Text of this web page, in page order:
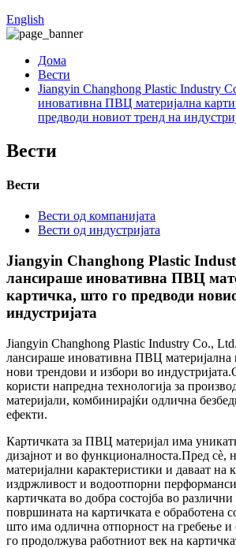
English
Дома
Вести
Jiangyin Changhong Plastic Industry
иновативна ПВЦ материјална
предводи новиот тренд на
Вести
Вести
Вести од компанијата
Вести од индустријата
Jiangyin Changhong Plastic
лансираше иновативна ПВЦ
картичка, што го предводи
индустријата
Jiangyin Changhong Plastic Industry Co.,
лансираше иновативна ПВЦ материјална
нови трендови и избори во
користи напредна технологија за
материјали, комбинирајќи одлична
ефекти.
Картичката за ПВЦ материјал има
дизајнот и во функционалноста.Пред сè,
материјални карактеристики и даваат на
издржливост и водоотпорни
картичката во добра состојба во
површината на картичката е обработена
што има одлична отпорност на гребење и
го продолжува работниот век на